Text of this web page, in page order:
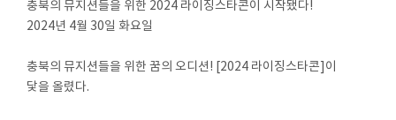
충북의 뮤지션들을 위한 2024 라이징스타콘이 시작됐다!
2024년 4월 30일 화요일
충북의 뮤지션들을 위한 꿈의 오디션! [2024 라이징스타콘]이
닻을 올렸다.